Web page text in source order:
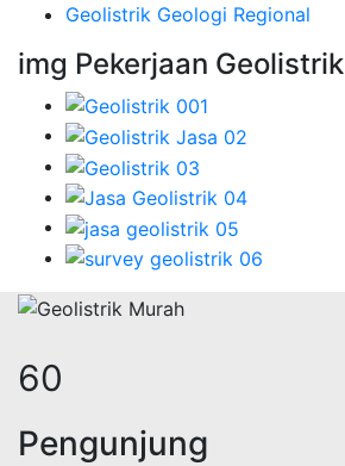
Geolistrik Geologi Regional
img Pekerjaan Geolistrik
76
Pengunjung